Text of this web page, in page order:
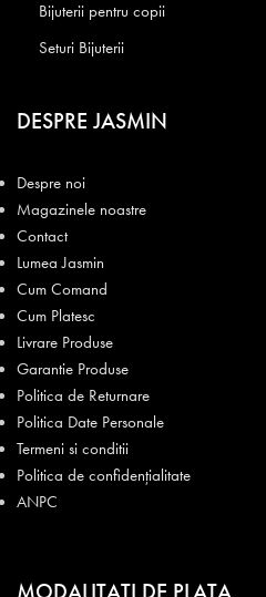
Bijuterii pentru copii
Seturi Bijuterii
DESPRE JASMIN
Despre noi
Magazinele noastre
Contact
Lumea Jasmin
Cum Comand
Cum Platesc
Livrare Produse
Garantie Produse
Politica de Returnare
Politica Date Personale
Termeni si conditii
Politica de confidențialitate
ANPC
MODALITATI DE PLATA